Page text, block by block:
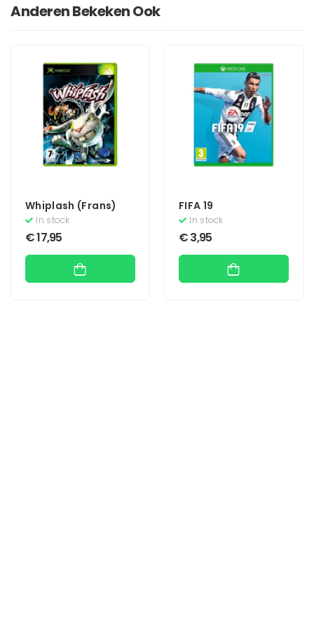
Anderen Bekeken Ook
Whiplash (Frans)
In stock
€17,95
FIFA 19
In stock
€3,95